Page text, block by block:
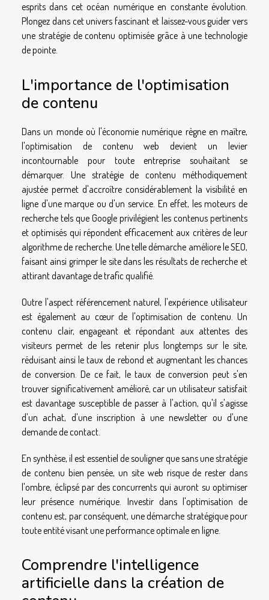
esprits dans cet océan numérique en constante évolution.
Plongez dans cet univers fascinant et laissez-vous guider vers
une stratégie de contenu optimisée grâce à une technologie
de pointe.
L'importance de l'optimisation
de contenu
Dans un monde où l'économie numérique règne en maître,
l'optimisation de contenu web devient un levier
incontournable pour toute entreprise souhaitant se
démarquer. Une stratégie de contenu méthodiquement
ajustée permet d'accroître considérablement la visibilité en
ligne d'une marque ou d'un service. En effet, les moteurs de
recherche tels que Google privilégient les contenus pertinents
et optimisés qui répondent efficacement aux critères de leur
algorithme de recherche. Une telle démarche améliore le SEO,
faisant ainsi grimper le site dans les résultats de recherche et
attirant davantage de trafic qualifié.
Outre l'aspect référencement naturel, l'expérience utilisateur
est également au cœur de l'optimisation de contenu. Un
contenu clair, engageant et répondant aux attentes des
visiteurs permet de les retenir plus longtemps sur le site,
réduisant ainsi le taux de rebond et augmentant les chances
de conversion. De ce fait, le taux de conversion peut s'en
trouver significativement amélioré, car un utilisateur satisfait
est davantage susceptible de passer à l'action, qu'il s'agisse
d'un achat, d'une inscription à une newsletter ou d'une
demande de contact.
En synthèse, il est essentiel de souligner que sans une stratégie
de contenu bien pensée, un site web risque de rester dans
l'ombre, éclipsé par des concurrents qui auront su optimiser
leur présence numérique. Investir dans l'optimisation de
contenu est, par conséquent, une démarche stratégique pour
toute entité visant une performance optimale en ligne.
Comprendre l'intelligence
artificielle dans la création de